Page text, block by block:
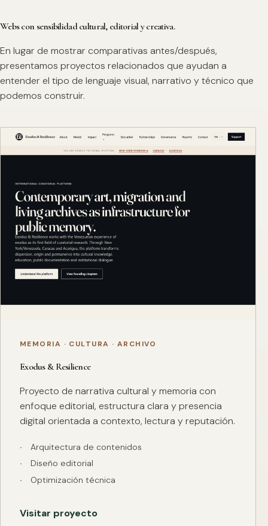
Webs con sensibilidad cultural, editorial y creativa.
En lugar de mostrar comparativas antes/después,
presentamos proyectos relacionados que ayudan a
entender el tipo de lenguaje visual, narrativo y técnico que
podemos construir.
MEMORIA · CULTURA · ARCHIVO
Exodus & Resilience
Proyecto de narrativa cultural y memoria con
enfoque editorial, estructura clara y presencia
digital orientada a contexto, lectura y reputación.
Arquitectura de contenidos
Diseño editorial
Optimización técnica
Visitar proyecto